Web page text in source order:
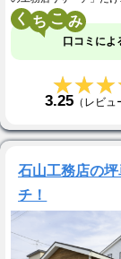
く こ
口コミによ
3.25 （レビュ
石山工務店の
チ！